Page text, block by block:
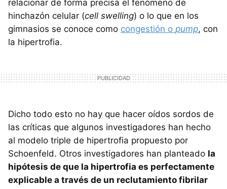
relacionar de forma precisa el fenómeno de
hinchazón celular (cell swelling) o lo que en los
gimnasios se conoce como congestión o pump, con
la hipertrofia.
Dicho todo esto no hay que hacer oídos sordos de
las críticas que algunos investigadores han hecho
al modelo triple de hipertrofia propuesto por
Schoenfeld. Otros investigadores han planteado la
hipótesis de que la hipertrofia es perfectamente
explicable a través de un reclutamiento fibrilar